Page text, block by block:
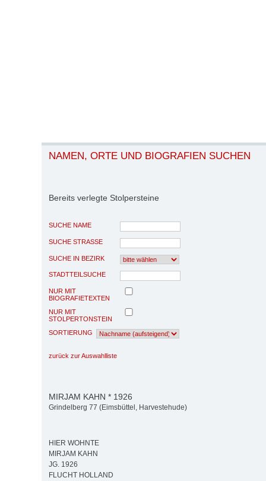
NAMEN, ORTE UND BIOGRAFIEN SUCHEN
Bereits verlegte Stolpersteine
SUCHE NAME
SUCHE STRASSE
SUCHE IN BEZIRK
STADTTEILSUCHE
NUR MIT
BIOGRAFIETEXTEN
NUR MIT
STOLPERTONSTEIN
SORTIERUNG
zurück zur Auswahlliste
MIRJAM KAHN * 1926
Grindelberg 77 (Eimsbüttel, Harvestehude)
HIER WOHNTE
MIRJAM KAHN
JG. 1926
FLUCHT HOLLAND